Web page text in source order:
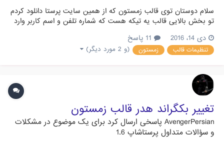
سلام دوستان توی قالب زمستون که از همین سایت پرستا دانلود کردم
تو بخش بالایی قالب یه تیکه هست که شماره تلفن و اسم کاربر وارد
دی 14، 2016
تنظیمات قالب زمستون (و 2 مورد دیگر)
تغییر بکگراند هدر قالب زمستون
AvengerPersian پاسخی ارسال کرد برای یک موضوع در مشکلات
و سؤالات متداول پرستاشاپ 1.6